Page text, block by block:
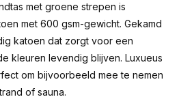
met groene strepen is
met 600 gsm-gewicht. Gekamd
katoen dat zorgt voor een
kleuren levendig blijven. Luxueus
om bijvoorbeeld mee te nemen
of sauna.